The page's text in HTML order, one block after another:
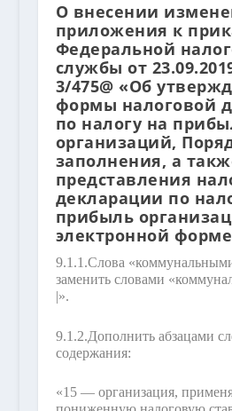
О внесении
приложения к
Федеральной
службы от
3/475@ «Об
формы налоговой
по налогу на
организаций,
заполнения, а
представления
декларации по
прибыль
электронной
9.1.1.Слова
заменить словами
|».
9.1.2.Дополнить абзацами
содержания:
«15 — организация,